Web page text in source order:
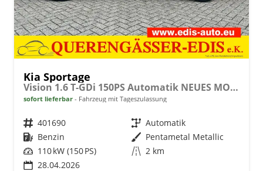
Kia Sportage
Vision 1.6 T-GDi 150PS Automatik NEUES MODELL MY26 FACELIFT Sitzheizung Lenkradheizung Klimaautomatik Navi Bluetooth Touchscreen Apple CarPlay Android Auto PDC v+h 17"LM Rückf.Kamera ACC 2x Keyless
sofort lieferbar Fahrzeug mit Tageszulassung
Fahrzeugnr. 401690 Getriebe Automatik
Kraftstoff Benzin Außenfarbe Pentametal Metallic
Leistung 110 kW (150 PS) Kilometerstand 2 km
28.04.2026